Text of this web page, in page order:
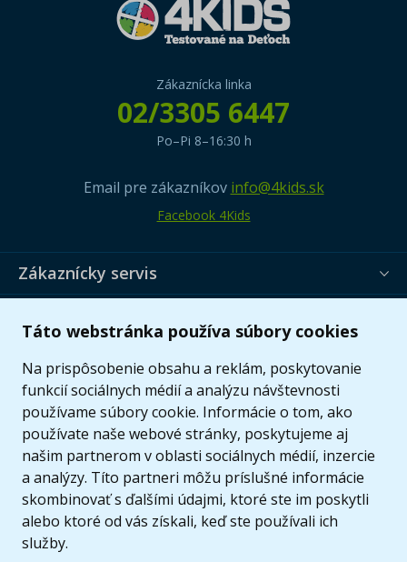
Táto webstránka používa súbory cookies
Na prispôsobenie obsahu a reklám, poskytovanie
funkcií sociálnych médií a analýzu návštevnosti
používame súbory cookie. Informácie o tom, ako
používate naše webové stránky, poskytujeme aj
našim partnerom v oblasti sociálnych médií, inzercie
a analýzy. Títo partneri môžu príslušné informácie
skombinovať s ďalšími údajmi, ktoré ste im poskytli
alebo ktoré od vás získali, keď ste používali ich
služby.
Zákaznícka linka
02/3305 6447
Po–Pi 8–16:30 h
Email pre zákazníkov info@4kids.sk
Facebook 4Kids
Zákaznícky servis